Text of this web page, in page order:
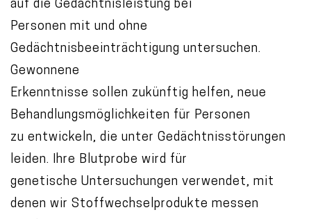
auf die Gedächtnisleistung bei
Personen mit und ohne
Gedächtnisbeeinträchtigung untersuchen.
Gewonnene
Erkenntnisse sollen zukünftig helfen, neue
Behandlungsmöglichkeiten für Personen
zu entwickeln, die unter Gedächtnisstörungen
leiden. Ihre Blutprobe wird für
genetische Untersuchungen verwendet, mit
denen wir Stoffwechselprodukte messen